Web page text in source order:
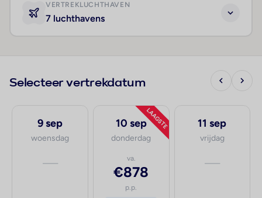
VERTREKLUCHTHAVEN
7 luchthavens
Selecteer vertrekdatum
9 sep
woensdag
—
LAAGSTE
10 sep
donderdag
va.
€878
p.p.
11 sep
vrijdag
—